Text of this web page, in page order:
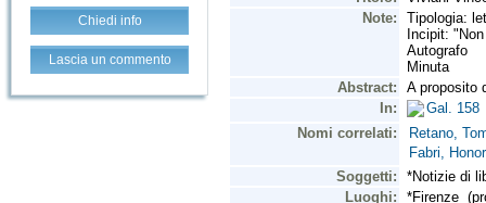
Chiedi info
Lascia un commento